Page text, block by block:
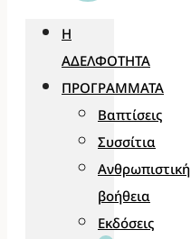
Η
ΑΔΕΛΦΌΤΗΤΑ
ΠΡΟΓΡΆΜΜΑΤΑ
Βαπτίσεις
Συσσίτια
Ανθρωπιστική
βοήθεια
Εκδόσεις